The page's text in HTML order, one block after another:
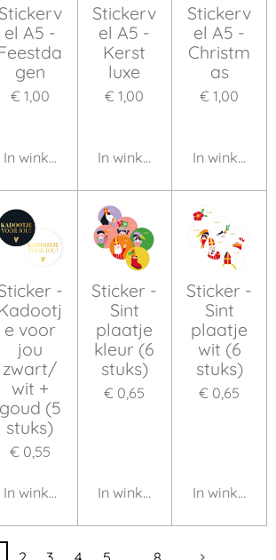
Stickerv
el A5 -
Feestda
gen
€ 1,00
In winkelwagen
Stickerv
el A5 -
Kerst
luxe
€ 1,00
In winkelwagen
Stickerv
el A5 -
Christm
as
€ 1,00
In
-
Kadootj
e voor
jou
zwart/
wit +
goud (5
stuks)
€ 0,55
In winkelwagen
Sticker -
Sint
plaatje
kleur (6
stuks)
€ 0,65
In winkelwagen
Sticker -
Sint
plaatje
wit (6
stuks)
€ 0,65
In